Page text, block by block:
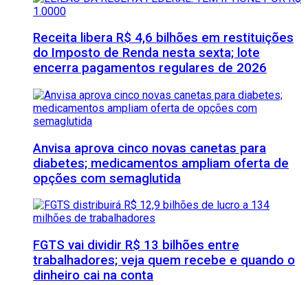
Receita libera R$ 4,6 bilhões em restituições
do Imposto de Renda nesta sexta; lote
encerra pagamentos regulares de 2026
Anvisa aprova cinco novas canetas para
diabetes; medicamentos ampliam oferta de
opções com semaglutida
FGTS vai dividir R$ 13 bilhões entre
trabalhadores; veja quem recebe e quando o
dinheiro cai na conta